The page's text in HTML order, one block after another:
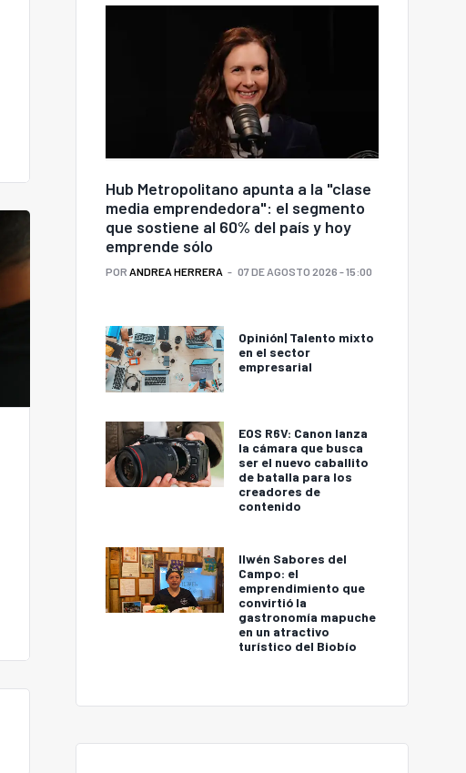
Hub Metropolitano apunta a la "clase
media emprendedora": el segmento
que sostiene al 60% del país y hoy
emprende sólo
POR ANDREA HERRERA 07 DE AGOSTO 2026 - 15:00
Opinión| Talento mixto
en el sector
empresarial
EOS R6V: Canon lanza
la cámara que busca
ser el nuevo caballito
de batalla para los
creadores de
contenido
Ilwén Sabores del
Campo: el
emprendimiento que
convirtió la
gastronomía mapuche
en un atractivo
turístico del Biobío